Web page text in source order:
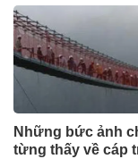
Những bức ảnh
từng thấy về cáp